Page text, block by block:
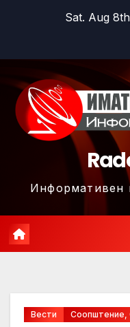
Sat. Aug
Информативен
Вести Соопштение,